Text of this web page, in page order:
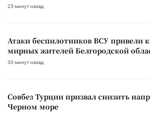
25 минут назад
Атаки беспилотников ВСУ привели
мирных жителей Белгородской
30 минут назад
Совбез Турции призвал снизить
Черном море